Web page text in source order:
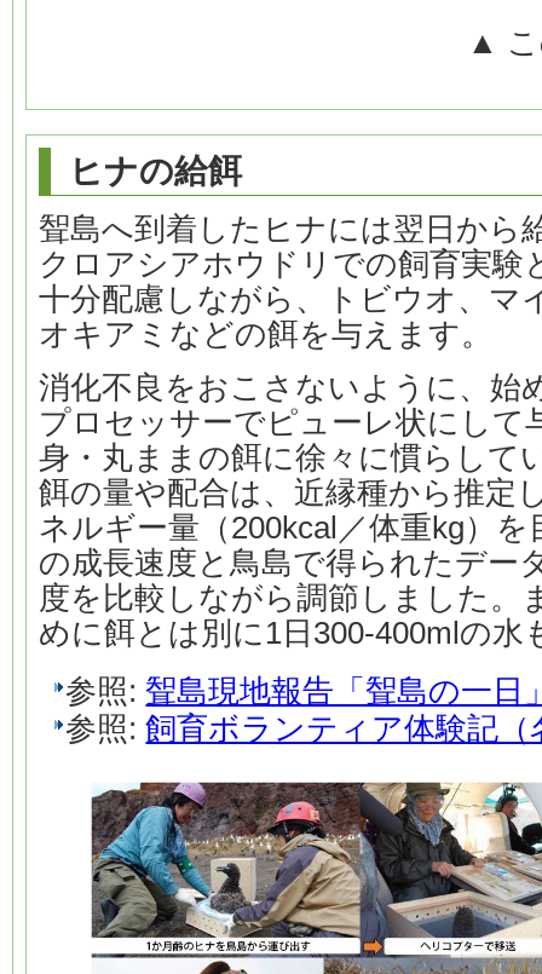
▲ こ
ヒナの給餌
聟島へ到着したヒナには翌日から
クロアシアホウドリでの飼育実験
十分配慮しながら、トビウオ、マ
オキアミなどの餌を与えます。
消化不良をおこさないように、始
プロセッサーでピューレ状にして
身・丸ままの餌に徐々に慣らして
餌の量や配合は、近縁種から推定
ネルギー量（200kcal／体重kg）
の成長速度と鳥島で得られたデー
度を比較しながら調節しました。
めに餌とは別に1日300-400mlの水
参照:聟島現地報告「聟島の一日
参照:飼育ボランティア体験記（